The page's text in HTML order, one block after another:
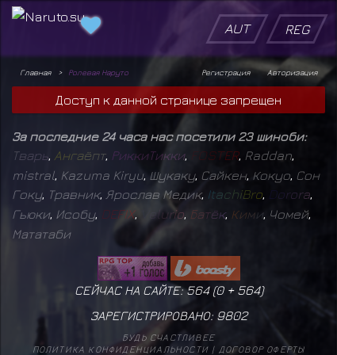
AUT REG
Главная Ролевая Наруто Авторизация
Регистрация
Доступ к данной странице запрещен
За последние 24 часа нас посетили 23 шиноби:
Тварь Ангаёпт, РиккиТикки, O STER, Raddan
mistral Kazuma Kiryu, Шукаку, Сайкен, Кокуо Сон
Гоку, Травник, Ярослав Медик, ItachiBro D orora
Гьюки, Исобу, DEFIX, elurio Батёк, Кими, Чомей,
Мататаби
СЕЙЧАС НА САЙТЕ: 564 (0+ 564)
ЗАРЕГИСТРИРОВАНО: 9802
БУДЬ СЧАСТЛИВЕЕ
ПОЛИТИКА КОНФИДЕНЦИАЛЬНОСТИ| ДОГОВОР ОФЕРТЫ